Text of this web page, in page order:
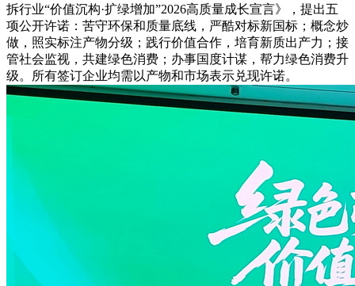
拆行业“价值沉构·扩绿增加”2026高质量成长宣言》，提出五
项公开许诺：苦守环保和质量底线，严酷对标新国标；概念炒
做，照实标注产物分级；践行价值合作，培育新质出产力；接
管社会监视，共建绿色消费；办事国度计谋，帮力绿色消费升
级。所有签订企业均需以产物和市场表示兑现许诺。